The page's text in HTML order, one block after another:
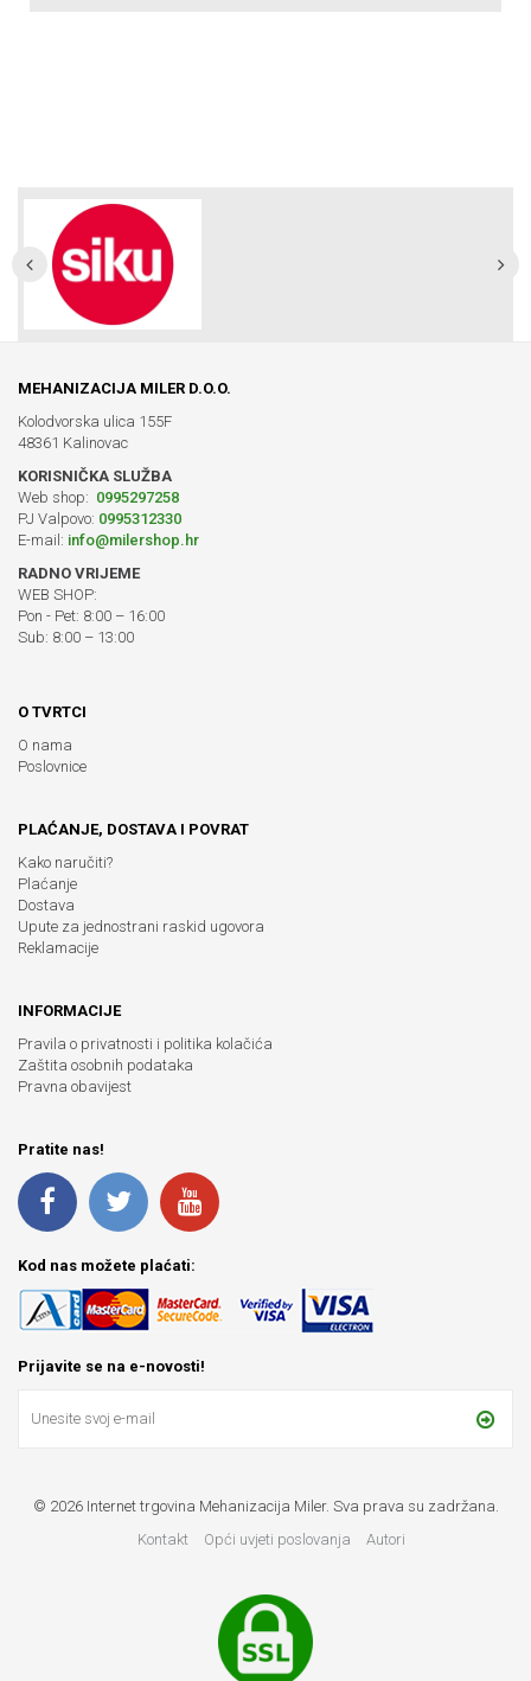
MEHANIZACIJA MILER D.O.O.
Kolodvorska ulica 155F
48361 Kalinovac
KORISNIČKA SLUŽBA
Web shop: 0995297258
PJ Valpovo: 0995312330
E-mail: info@milershop.hr
RADNO VRIJEME
WEB SHOP:
Pon - Pet: 8:00 – 16:00
Sub: 8:00 – 13:00
O TVRTCI
O nama
Poslovnice
PLAĆANJE, DOSTAVA I POVRAT
Kako naručiti?
Plaćanje
Dostava
Upute za jednostrani raskid ugovora
Reklamacije
INFORMACIJE
Pravila o privatnosti i politika kolačića
Zaštita osobnih podataka
Pravna obavijest
Pratite nas!
Kod nas možete plaćati:
Prijavite se na e-novosti!
© 2026 Internet trgovina Mehanizacija Miler. Sva prava su zadržana.
Kontakt
Opći uvjeti poslovanja Autori